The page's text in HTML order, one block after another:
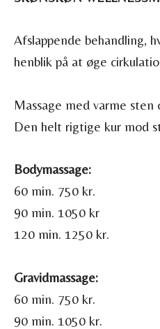
Afslappende behandling,
henblik på at øge
Massage med varme
Den helt rigtige kur mod
Bodymassage:
60 min. 750 kr.
90 min. 1050 kr
120 min. 1250 kr.
Gravidmassage:
60 min. 750 kr.
90 min. 1050 kr.